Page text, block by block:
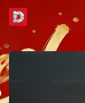
the